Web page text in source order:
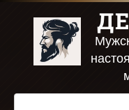
Перейти
контенту
Поиск: